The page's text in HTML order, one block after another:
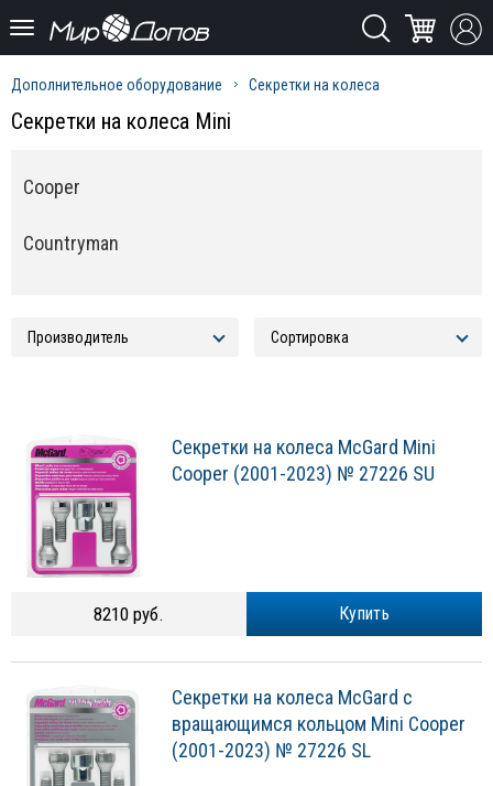
Дополнительное оборудование Секретки на колеса
Секретки на колеса Mini
Cooper
Countryman
Секретки на колеса McGard Mini
Cooper (2001-2023) № 27226 SU
Купить
8210 руб.
Секретки на колеса McGard с
вращающимся кольцом Mini Cooper
(2001-2023) № 27226 SL